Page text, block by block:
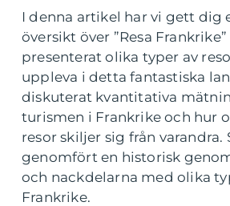
I denna artikel har vi gett dig
översikt över ”Resa
presenterat olika typer av
uppleva i detta fantastiska
diskuterat kvantitativa
turismen i Frankrike och hur
resor skiljer sig från varandra.
genomfört en historisk
och nackdelarna med olika
Frankrike.